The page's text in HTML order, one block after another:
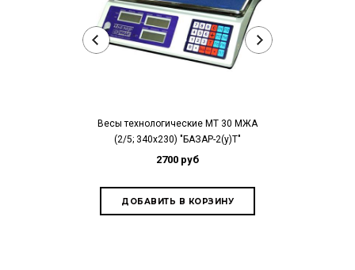
Весы технологические МТ 30 МЖА
(2/5; 340х230) "БАЗАР-2(у)Т"
2700 руб